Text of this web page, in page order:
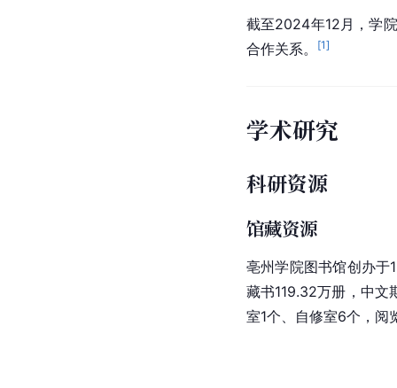
截至2024年12月，学
合作关系。
[1]
学术研究
科研资源
馆藏资源
亳州学院图书馆创办
藏书119.32万册，中
室1个、自修室6个，